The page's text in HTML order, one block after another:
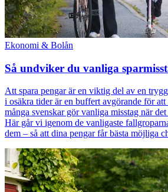
Ekonomi & Bolån
Så undviker du vanliga
Att spara pengar är en viktig del av en
i osäkra tider är en buffert avgörande för
många svenskar gör vanliga misstag när
Här går vi igenom de vanligaste
dem – så att dina pengar får bästa möjliga